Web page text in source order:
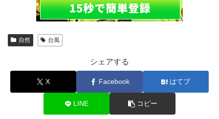
自然 台風
シェアする
X Facebook はてブ
LINE コピー